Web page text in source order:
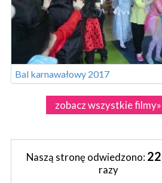
Bal karnawałowy 2017
zobacz wszystkie filmy»
Naszą stronę odwiedzono:
razy